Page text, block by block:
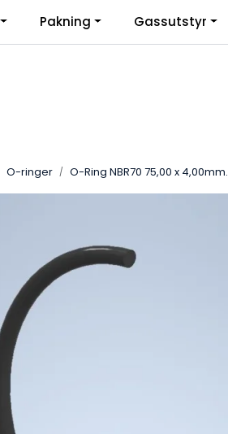
Bli Bedriftskunde
Pakning Gassutstyr
O-ringer O-Ring NBR70 75,00 x 4,00mm.